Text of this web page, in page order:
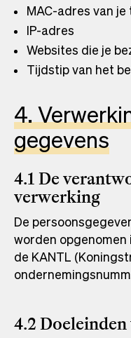
MAC-adres van
IP-adres
Websites die je
Tijdstip van het
4.
gegevens
4.1 De
verwerking
De
worden
de KANTL
4.2